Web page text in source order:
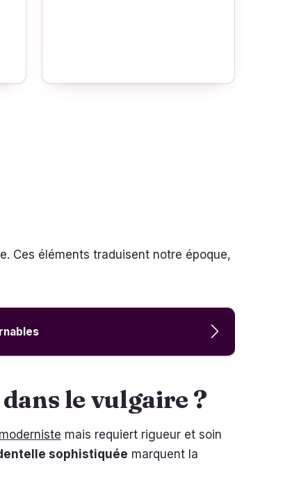
Ces éléments traduisent notre époque,
le vulgaire ?
mais requiert rigueur et soin
sophistiquée marquent la